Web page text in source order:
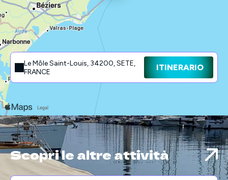
Le Môle Saint-Louis, 34200, SETE,
FRANCE
ITINERARIO
Scopri le altre attività